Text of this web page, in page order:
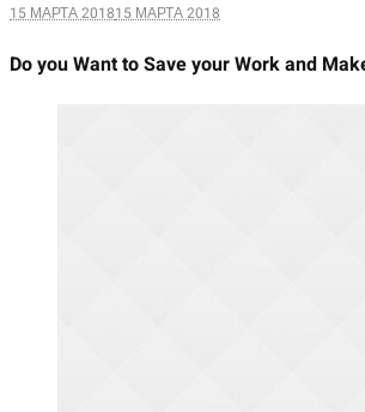
15 МАРТА 201815 МАРТА 2018
Do you Want to Save your Work and